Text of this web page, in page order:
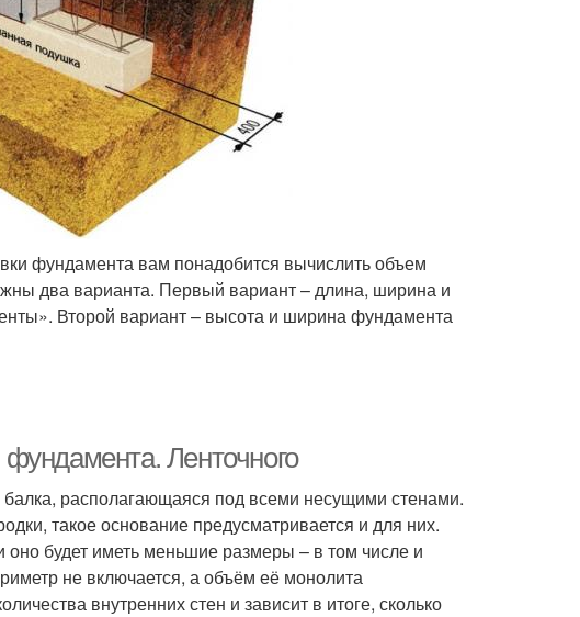
фундамента вам понадобится вычислить объем
два варианта. Первый вариант – длина, ширина и
Второй вариант – высота и ширина фундамента
Ленточного
располагающаяся под всеми несущими стенами.
такое основание предусматривается и для них.
будет иметь меньшие размеры – в том числе и
не включается, а объём её монолита
внутренних стен и зависит в итоге, сколько